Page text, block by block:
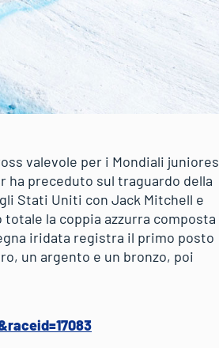
valevole per i Mondiali juniores
ha preceduto sul traguardo della
Stati Uniti con Jack Mitchell e
la coppia azzurra composta
iridata registra il primo posto
un argento e un bronzo, poi